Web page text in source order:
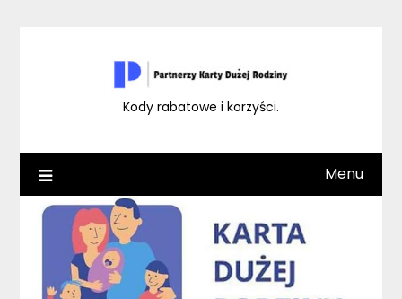
Kody rabatowe i korzyści.
Menu